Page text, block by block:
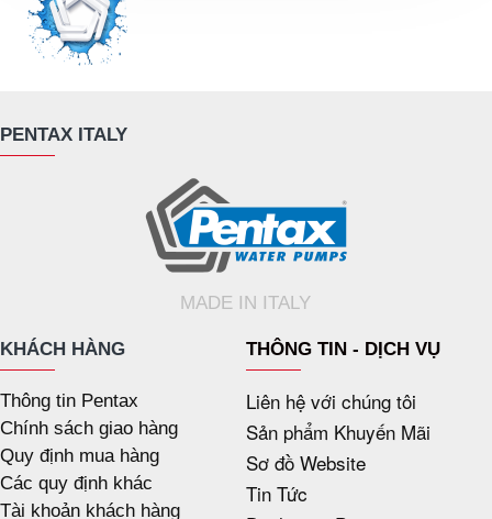
PENTAX ITALY
MADE IN ITALY
KHÁCH HÀNG
Thông tin Pentax
Chính sách giao hàng
Quy định mua hàng
Các quy định khác
Tài khoản khách hàng
THÔNG TIN - DỊCH VỤ
Liên hệ với chúng tôi
Sản phẩm Khuyến Mãi
Sơ đồ Website
Tin Tức